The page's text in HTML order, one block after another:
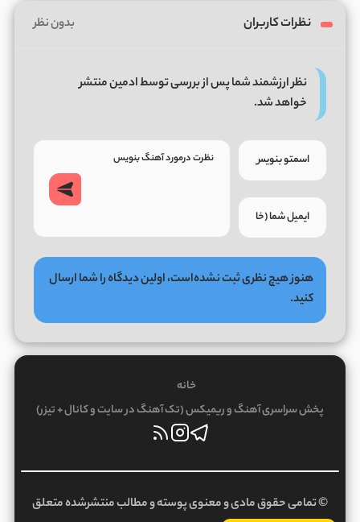
نظرات کاربران بدون نظر
نظر ارزشمند شما پس از بررسی توسط ادمین منتشر
خواهد شد.
هنوز هیچ نظری ثبت نشده‌است، اولین دیدگاه را شما ارسال
کنید.
خانه
پخش سراسری آهنگ و ریمیکس (تک آهنگ در سایت و کانال + تیزر)
© تمامی حقوق مادی و معنوی پوسته و مطالب منتشرشده متعلق